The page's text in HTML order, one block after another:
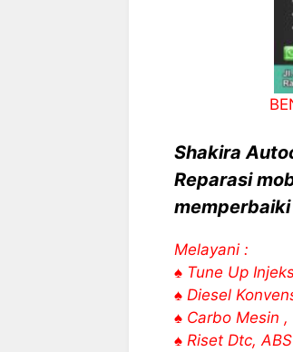
Shakira
Reparasi
Melayani :
♠ Tune Up
♠ Diesel
♠ Carbo Mesin ,
♠ Riset Dtc,